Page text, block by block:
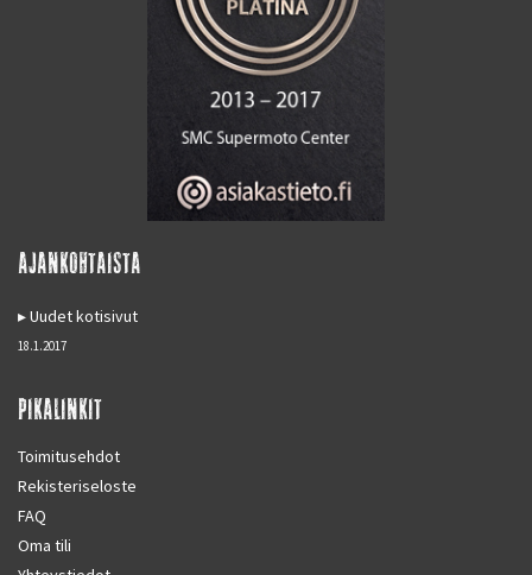
AJANKOHTAISTA
Uudet kotisivut
18.1.2017
PIKALINKIT
Toimitusehdot
Rekisteriseloste
FAQ
Oma tili